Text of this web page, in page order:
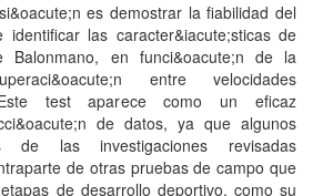
es demostrar la fiabilidad del
las caracter&iacute;sticas de
Balonmano, en funci&oacute;n de la
entre velocidades
Este test aparece como un eficaz
de datos, ya que algunos
de las investigaciones revisadas
de otras pruebas de campo que
de desarrollo deportivo, como su